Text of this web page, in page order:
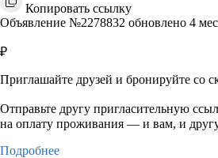
Копировать ссылку
Объявление №2278832 обновлено 4
₽
Приглашайте друзей и бронируйте со
Отправьте другу пригласительную
на оплату проживания — и вам, и
Подробнее